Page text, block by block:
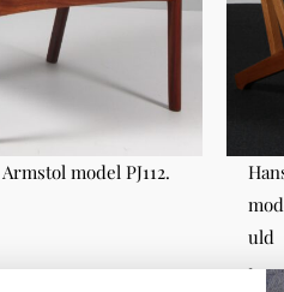
model PJ112.
uld